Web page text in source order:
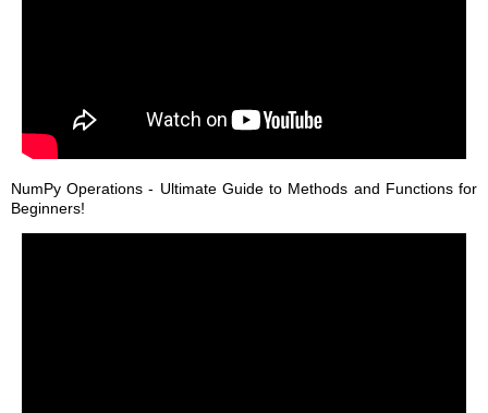
NumPy Operations - Ultimate Guide to Methods and Functions for
Beginners!